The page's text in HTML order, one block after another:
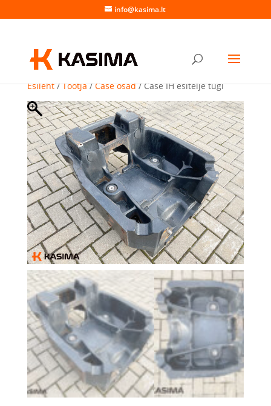
info@kasima.lt
Esileht/Tootja/Case osad/ Case IH esitelje tugi